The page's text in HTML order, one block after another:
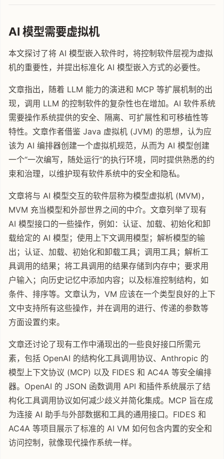
AI 模型需要虚拟机
本文探讨了将 AI 模型嵌入软件时，将控制软件层视为虚拟
机的重要性，并提出标准化 AI 模型嵌入方式的必要性。
文章指出，随着 LLM 能力的演进和 MCP 等扩展机制的出
现，调用 LLM 的控制软件的复杂性也在增加。AI 软件系统
需要操作系统提供的安全、隔离、可扩展性和可移植性等
特性。文章作者借鉴 Java 虚拟机 (JVM) 的思想，认为应
该为 AI 编排器创建一个虚拟机规范，从而为 AI 模型创建
一个“一次编写，随处运行”的执行环境，同时提供熟悉的约
束和治理，以维护现有软件系统中的安全和隐私。
文章将与 AI 模型交互的软件层称为模型虚拟机 (MVM)，
MVM 充当模型和外部世界之间的中介。文章列举了现有
AI 模型接口的一些操作，例如：认证、加载、初始化和卸
载给定的 AI 模型；使用上下文调用模型；解析模型的输
出；认证、加载、初始化和卸载工具；调用工具；解析工
具调用的结果；将工具调用的结果存储到内存中；要求用
户输入；向历史记忆中添加内容；以及标准控制结构，如
条件、排序等。文章认为，VM 应该在一个类型良好的上下
文中支持所有这些操作，并在调用的进行、传递的参数等
方面设置约束。
文章还讨论了现有工作中涌现出的一些良好接口所需元
素，包括 OpenAI 的结构化工具调用协议、Anthropic 的
模型上下文协议 (MCP) 以及 FIDES 和 AC4A 等安全编排
器。OpenAI 的 JSON 函数调用 API 和插件系统展示了结
构化工具调用协议如何减少歧义并简化集成。MCP 旨在成
为连接 AI 助手与外部数据和工具的通用接口。FIDES 和
AC4A 等项目展示了标准的 AI VM 如何包含内置的安全和
访问控制，就像现代操作系统一样。